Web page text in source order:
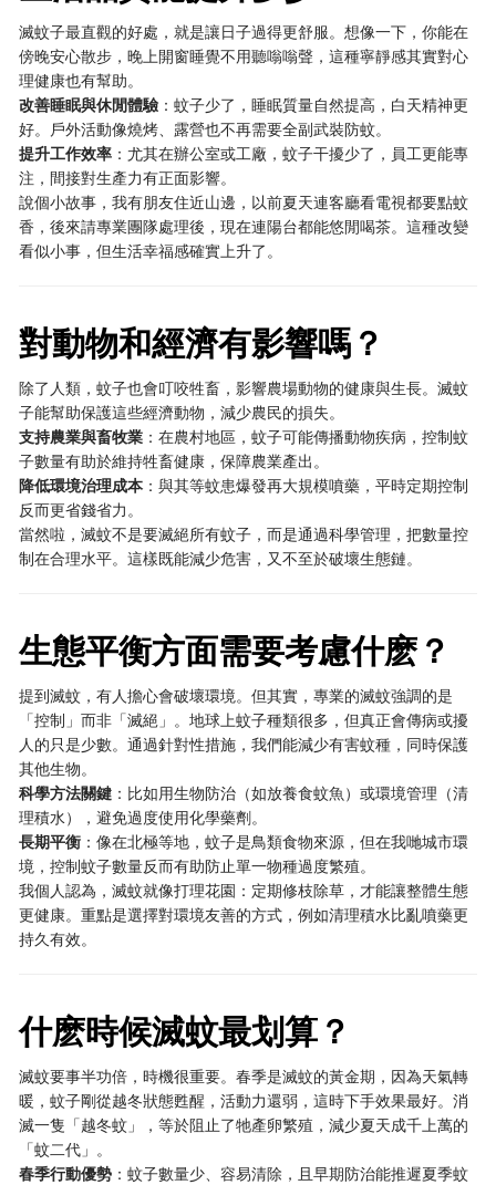
滅蚊子最直觀的好處，就是讓日子過得更舒服。想像一下，你能在
傍晚安心散步，晚上開窗睡覺不用聽嗡嗡聲，這種寧靜感其實對心
理健康也有幫助。
改善睡眠與休閒體驗 ：蚊子少了，睡眠質量自然提高，白天精神更
好。戶外活動像燒烤、露營也不再需要全副武裝防蚊。
提升工作效率 ：尤其在辦公室或工廠，蚊子干擾少了，員工更能專
注，間接對生產力有正面影響。
說個小故事，我有朋友住近山邊，以前夏天連客廳看電視都要點蚊
香，後來請專業團隊處理後，現在連陽台都能悠閒喝茶。這種改變
看似小事，但生活幸福感確實上升了。
對動物和經濟有影響嗎？
除了人類，蚊子也會叮咬牲畜，影響農場動物的健康與生長。滅蚊
子能幫助保護這些經濟動物，減少農民的損失。
支持農業與畜牧業 ：在農村地區，蚊子可能傳播動物疾病，控制蚊
子數量有助於維持牲畜健康，保障農業產出。
降低環境治理成本 ：與其等蚊患爆發再大規模噴藥，平時定期控制
反而更省錢省力。
當然啦，滅蚊不是要滅絕所有蚊子，而是通過科學管理，把數量控
制在合理水平。這樣既能減少危害，又不至於破壞生態鏈。
生態平衡方面需要考慮什麽？
提到滅蚊，有人擔心會破壞環境。但其實，專業的滅蚊強調的是
「控制」而非「滅絕」。地球上蚊子種類很多，但真正會傳病或擾
人的只是少數。通過針對性措施，我們能減少有害蚊種，同時保護
其他生物。
科學方法關鍵 ：比如用生物防治（如放養食蚊魚）或環境管理（清
理積水），避免過度使用化學藥劑。
長期平衡 ：像在北極等地，蚊子是鳥類食物來源，但在我哋城市環
境，控制蚊子數量反而有助防止單一物種過度繁殖。
我個人認為，滅蚊就像打理花園：定期修枝除草，才能讓整體生態
更健康。重點是選擇對環境友善的方式，例如清理積水比亂噴藥更
持久有效。
什麽時候滅蚊最划算？
滅蚊要事半功倍，時機很重要。春季是滅蚊的黃金期，因為天氣轉
暖，蚊子剛從越冬狀態甦醒，活動力還弱，這時下手效果最好。消
滅一隻「越冬蚊」，等於阻止了牠產卵繁殖，減少夏天成千上萬的
「蚊二代」。
春季行動優勢 ：蚊子數量少、容易清除，且早期防治能推遲夏季蚊